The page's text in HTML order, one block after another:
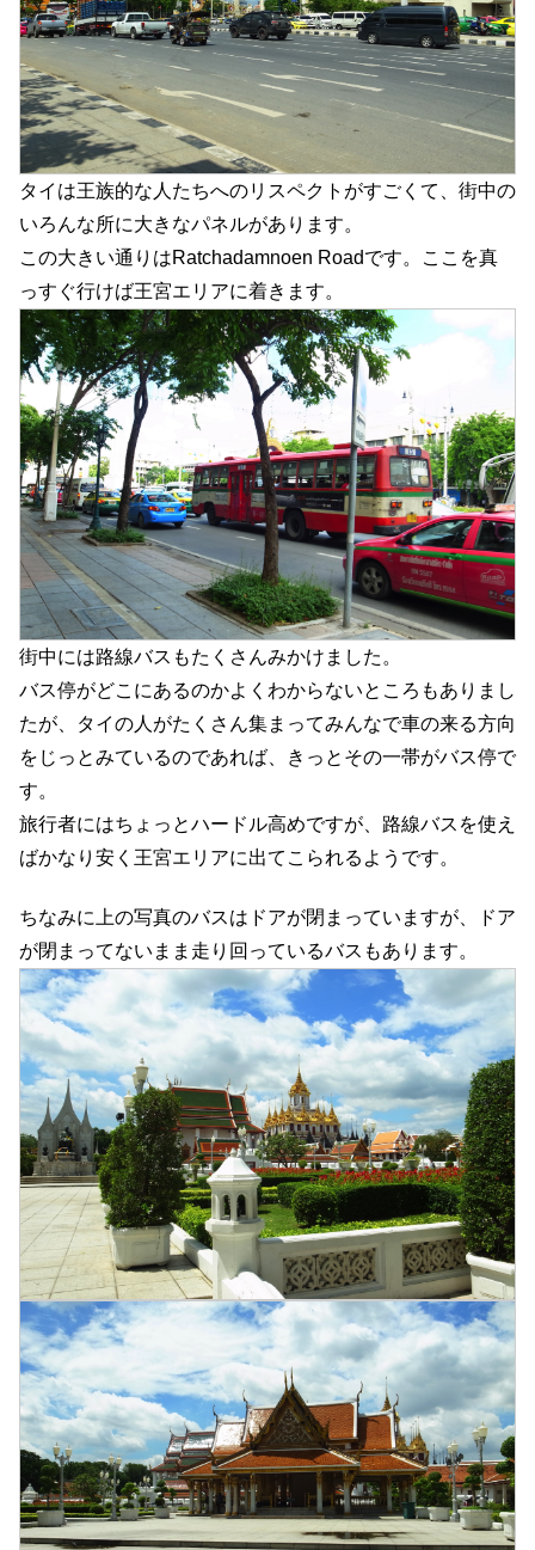
タイは王族的な人たちへのリスペクトがすごくて、街中の
いろんな所に大きなパネルがあります。
この大きい通りはRatchadamnoen Roadです。ここを真
っすぐ行けば王宮エリアに着きます。
街中には路線バスもたくさんみかけました。
バス停がどこにあるのかよくわからないところもありまし
たが、タイの人がたくさん集まってみんなで車の来る方向
をじっとみているのであれば、きっとその一帯がバス停で
す。
旅行者にはちょっとハードル高めですが、路線バスを使え
ばかなり安く王宮エリアに出てこられるようです。
ちなみに上の写真のバスはドアが閉まっていますが、ドア
が閉まってないまま走り回っているバスもあります。